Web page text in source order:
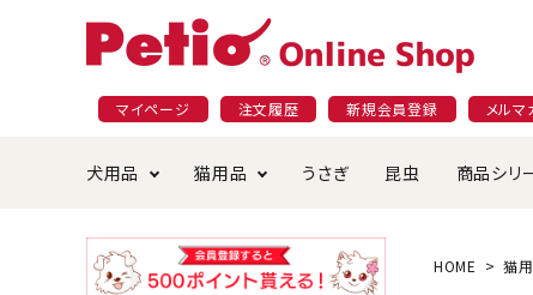
マイページ 注文履歴 新規会員登録 メルマ
犬用品
ドッグフード お
猫用品
ごはん・おやつ お
うさぎ 昆虫 商品シリ
プラクト 素
夜のお散歩特集 無
ショッピングガイド 会
HOME 猫